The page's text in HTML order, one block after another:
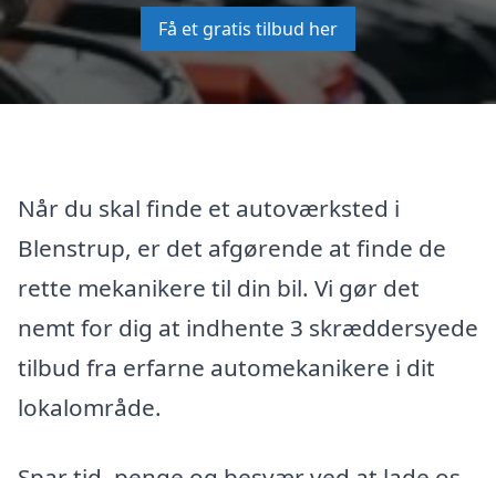
Få et gratis tilbud her
Når du skal finde et autoværksted i
Blenstrup, er det afgørende at finde de
rette mekanikere til din bil. Vi gør det
nemt for dig at indhente 3 skræddersyede
tilbud fra erfarne automekanikere i dit
lokalområde.